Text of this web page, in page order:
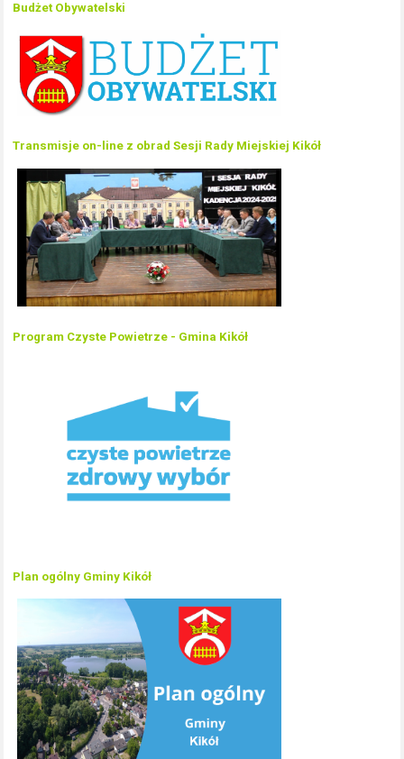
Budżet Obywatelski
Transmisje on-line z obrad Sesji Rady Miejskiej Kikół
Program Czyste Powietrze - Gmina Kikół
Plan ogólny Gminy Kikół